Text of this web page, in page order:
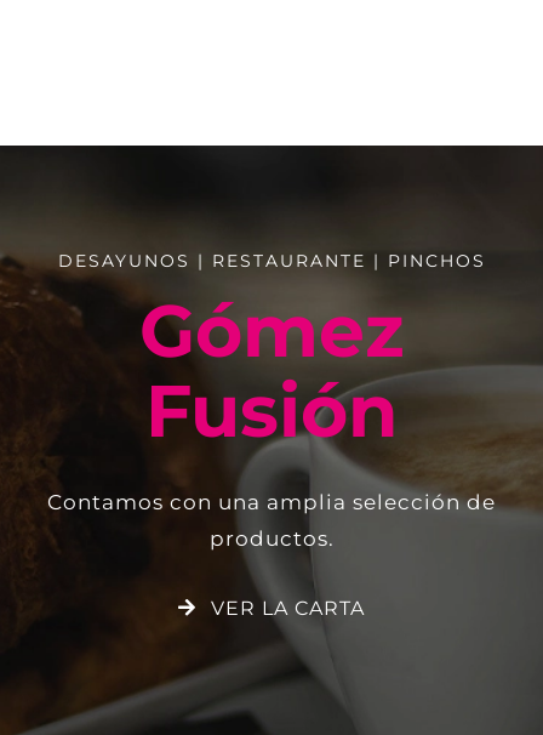
DESAYUNOS | RESTAURANTE | PINCHOS
Gómez
Fusión
Contamos con una amplia selección de
productos.
VER LA CARTA